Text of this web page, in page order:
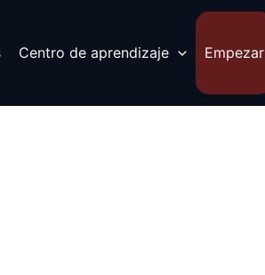
Centro de aprendizaje
Empezar